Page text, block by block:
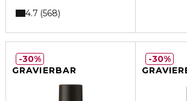
4.7 568
GRAVIERBAR
30%
30%